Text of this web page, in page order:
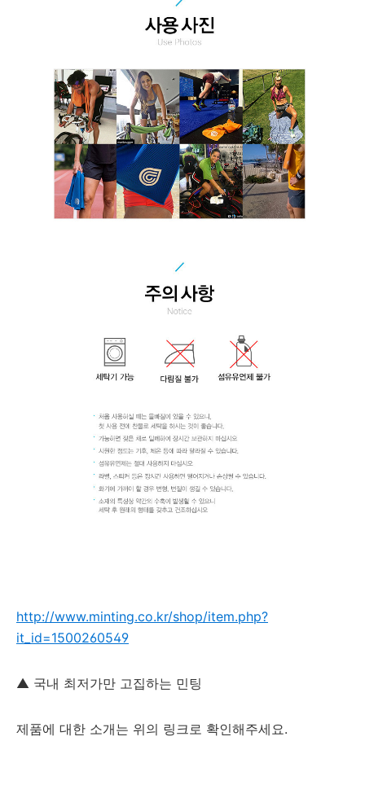
http://www.minting.co.kr/shop/item.php?
it_id=1500260549
▲ 국내 최저가만 고집하는 민팅
제품에 대한 소개는 위의 링크로 확인해주세요.